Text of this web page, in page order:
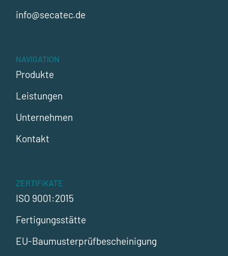
info@secatec.de
NAVIGATION
Produkte
Leistungen
Unternehmen
Kontakt
ZERTIFIKATE
ISO 9001:2015
Fertigungsstätte
EU-Baumusterprüfbescheinigung